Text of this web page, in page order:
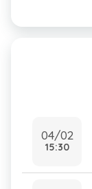
04/02
15:30